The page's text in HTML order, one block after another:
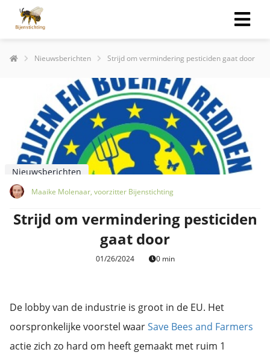
Nieuwsberichten Strijd om vermindering pesticiden gaat door
Nieuwsberichten
Maaike Molenaar, voorzitter Bijenstichting
Strijd om vermindering pesticiden
gaat door
01/26/2024 0 min
De lobby van de industrie is groot in de EU. Het
oorspronkelijke voorstel waarSave Bees and Farmers
actie zich zo hard om heeft gemaakt met ruim 1